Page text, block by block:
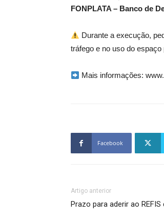
FONPLATA – Banco de
Durante a execução,
tráfego e no uso do espaço
Mais informações:
Facebook
Artigo anterior
Prazo para aderir ao